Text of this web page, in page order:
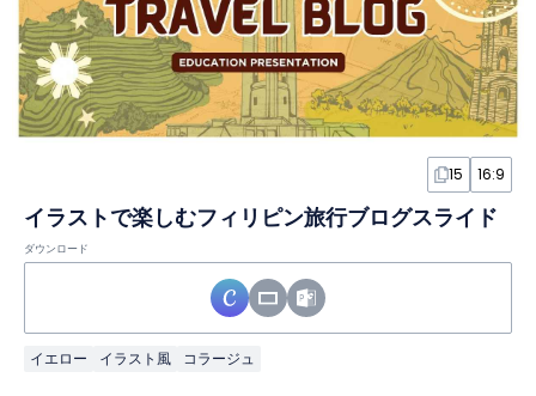
15 16:9
イラストで楽しむフィリピン旅行ブログスライド
ダウンロード
イエロー イラスト風 コラージュ